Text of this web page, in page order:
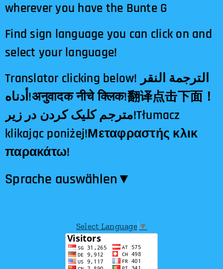
wherever you have the Bunte G
Find sign language you can click on and
select your language!
Translator clicking below! الترجمة النقر
أدناه!अनुवादक नीचे क्लिक!翻译点击下面！
مترجم کلیک کردن در زیر!Tłumacz
klikając poniżej!Μεταφραστής κλικ
παρακάτω!
Sprache auswählen​▼
Select Language ▼